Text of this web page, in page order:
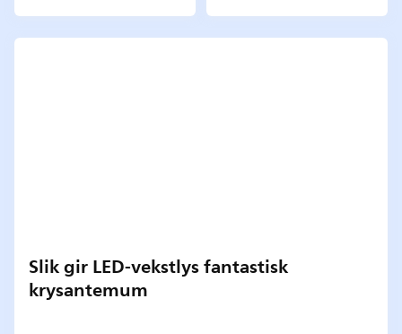
Slik gir LED-vekstlys fantastisk
krysantemum